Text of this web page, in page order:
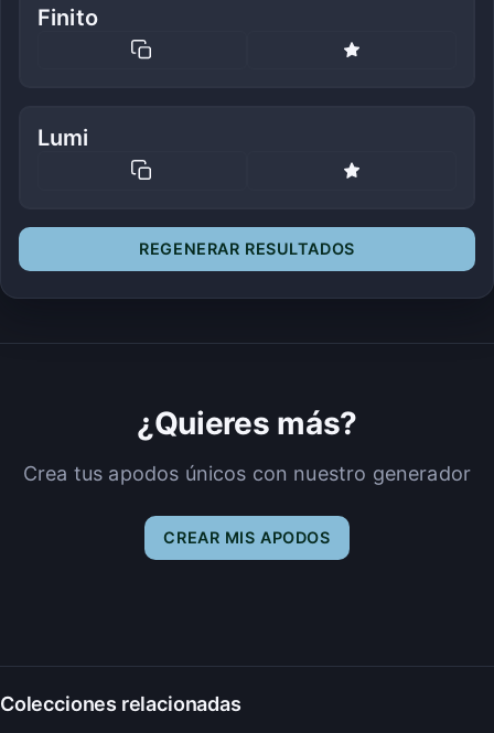
Finito
Lumi
REGENERAR RESULTADOS
¿Quieres más?
Crea tus apodos únicos con nuestro generador
CREAR MIS APODOS
Colecciones relacionadas